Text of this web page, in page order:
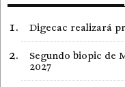
Digecac realizará
Segundo biopic de
2027